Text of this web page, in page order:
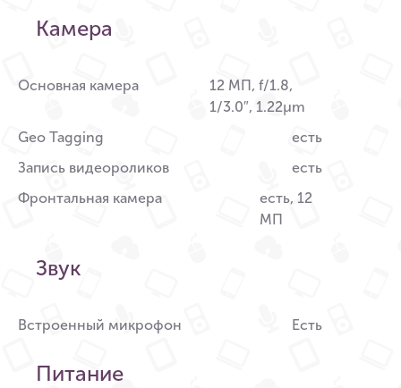
Камера
Основная камера
12 МП, f/1.8,
1/3.0″, 1.22µm
Geo Tagging
есть
Запись видеороликов
есть
Фронтальная камера
есть, 12
МП
Звук
Встроенный микрофон Есть
Питание